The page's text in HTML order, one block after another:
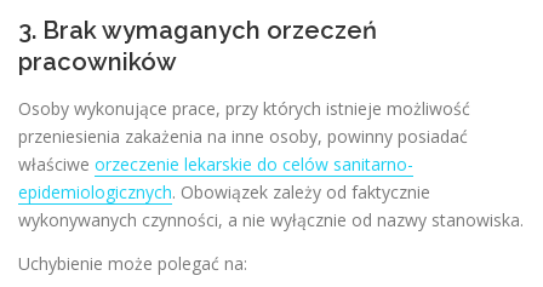
3. Brak wymaganych orzeczeń
pracowników
Osoby wykonujące prace, przy których istnieje możliwość
przeniesienia zakażenia na inne osoby, powinny posiadać
właściwe orzeczenie lekarskie do celów sanitarno-
epidemiologicznych. Obowiązek zależy od faktycznie
wykonywanych czynności, a nie wyłącznie od nazwy stanowiska.
Uchybienie może polegać na: